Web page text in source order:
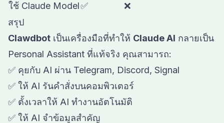
ใช้ Claude Model✅
❌
สรุป
Clawdbot เป็นเครื่องมือที่ทำให้ Claude AI กลายเป็น
Personal Assistant ที่แท้จริง คุณสามารถ:
✅ คุยกับ AI ผ่าน Telegram, Discord, Signal
✅ ให้ AI รันคำสั่งบนคอมพิวเตอร์
✅ ตั้งเวลาให้ AI ทำงานอัตโนมัติ
✅ ให้ AI จำข้อมูลสำคัญ